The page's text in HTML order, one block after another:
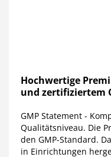
Hochwertige
und zertifiziertem
GMP Statement -
Qualitätsniveau. Die
den GMP-Standard.
in Einrichtungen